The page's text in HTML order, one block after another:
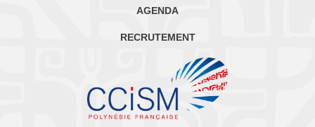
AGENDA
RECRUTEMENT